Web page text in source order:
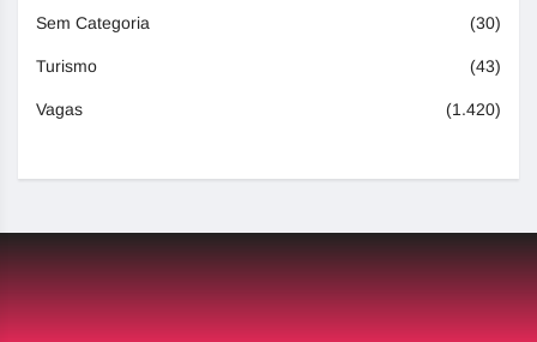
Sem Categoria (30)
Turismo (43)
Vagas (1.420)